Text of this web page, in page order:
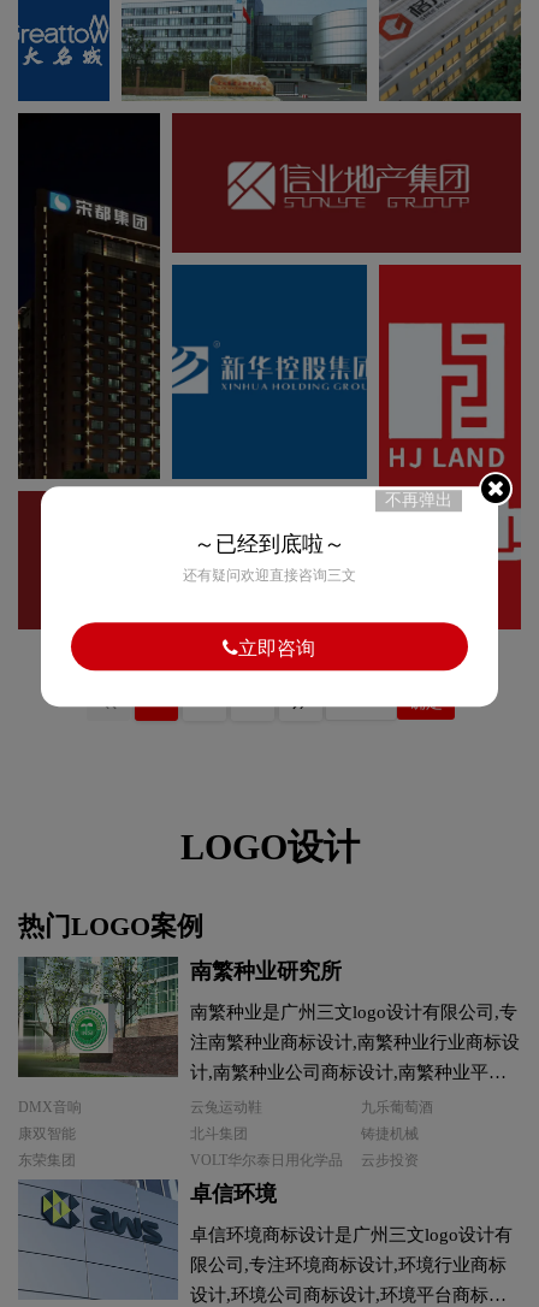
确定
LOGO设计
热门LOGO案例
南繁种业研究所
南繁种业是广州三文logo设计有限公司,专
注南繁种业商标设计,南繁种业行业商标设
计,南繁种业公司商标设计,南繁种业平台
商标设计,南繁种业电商商标设计,商标设
计前期提供专业的商标分类,商标注册查
询,商标申请文件等南繁种业商标设计注册
服务。
DMX音响 云兔运动鞋
九乐葡萄酒
康双智能
北斗集团
铸捷机械
东荣集团
VOLT华尔泰日用化学品 云步投资
卓信环境
卓信环境商标设计是广州三文logo设计有
限公司,专注环境商标设计,环境行业商标
设计,环境公司商标设计,环境平台商标设
不再弹出
～已经到底啦～
还有疑问欢迎直接咨询三文
立即咨询